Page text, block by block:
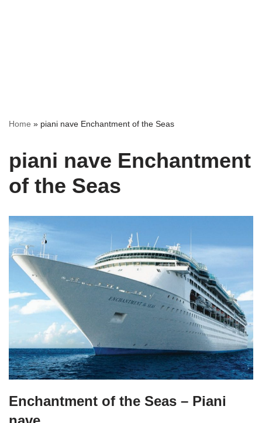
Home » piani nave Enchantment of the Seas
piani nave Enchantment
of the Seas
Enchantment of the Seas – Piani